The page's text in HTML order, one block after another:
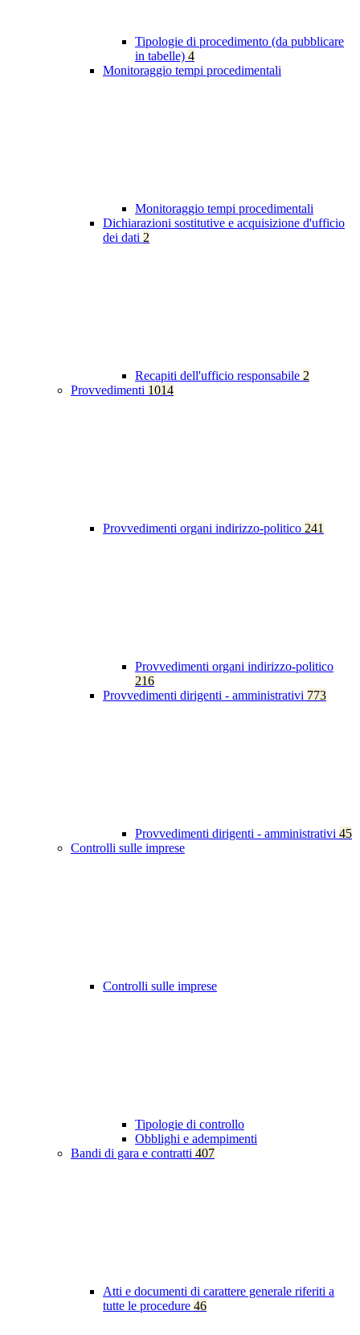
Tipologie di procedimento (da pubblicare
in tabelle) 4
Monitoraggio tempi procedimentali
Monitoraggio tempi procedimentali
Dichiarazioni sostitutive e acquisizione d'ufficio
dei dati 2
Recapiti dell'ufficio responsabile 2
Provvedimenti 1014
Provvedimenti organi indirizzo-politico 241
Provvedimenti organi indirizzo-politico
216
Provvedimenti dirigenti - amministrativi 773
Provvedimenti dirigenti - amministrativi 45
Controlli sulle imprese
Controlli sulle imprese
Tipologie di controllo
Obblighi e adempimenti
Bandi di gara e contratti 407
Atti e documenti di carattere generale riferiti a
tutte le procedure 46